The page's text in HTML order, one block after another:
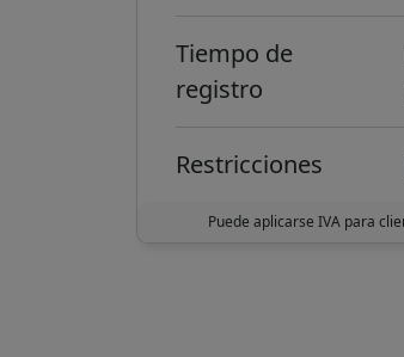
Tiempo de
registro
Restricciones
Puede aplicarse IVA para